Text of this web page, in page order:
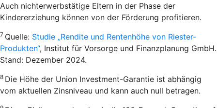
Auch nichterwerbstätige Eltern in der Phase der
Kindererziehung können von der Förderung profitieren.
7 Quelle: Studie „Rendite und Rentenhöhe von Riester-
Produkten“, Institut für Vorsorge und Finanzplanung GmbH.
Stand: Dezember 2024.
8 Die Höhe der Union Investment-Garantie ist abhängig
vom aktuellen Zinsniveau und kann auch null betragen.